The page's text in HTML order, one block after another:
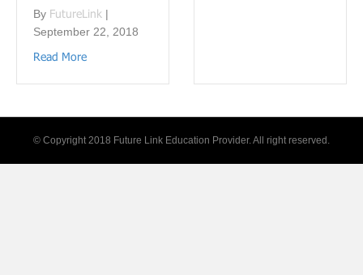
By FutureLink |
September 22, 2018
Read More
© Copyright 2018 Future Link Education Provider. All right reserved.